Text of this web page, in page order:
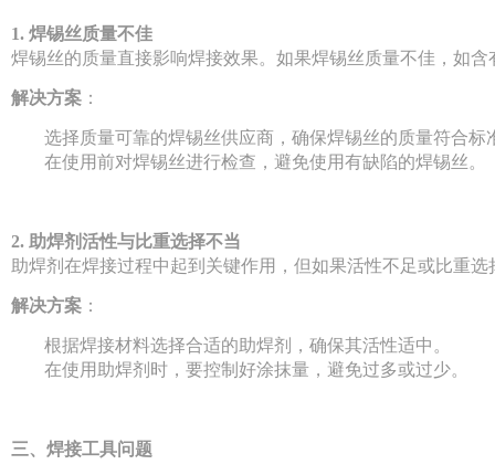
1. 焊锡丝质量不佳
焊锡丝的质量直接影响焊接效果。如果焊锡丝质量不佳，如
解决方案 ：
选择质量可靠的焊锡丝供应商，确保焊锡丝的质量符合标
在使用前对焊锡丝进行检查，避免使用有缺陷的焊锡丝。
2. 助焊剂活性与比重选择不当
助焊剂在焊接过程中起到关键作用，但如果活性不足或比重
解决方案 ：
根据焊接材料选择合适的助焊剂，确保其活性适中。
在使用助焊剂时，要控制好涂抹量，避免过多或过少。
三、焊接工具问题